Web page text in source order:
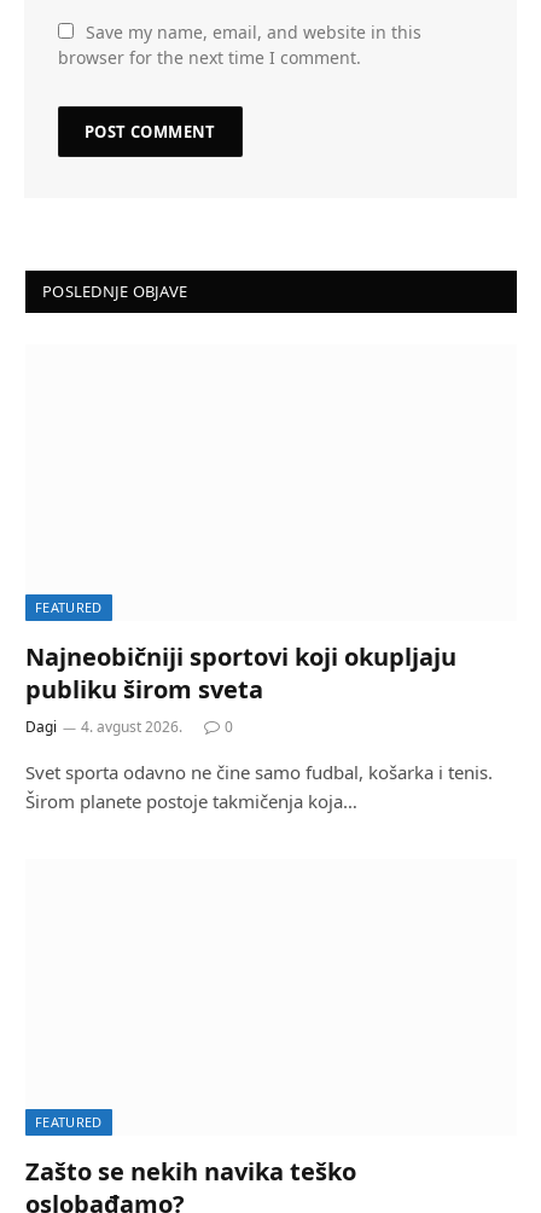
Save my name, email, and website in this
browser for the next time I comment.
POSLEDNJE OBJAVE
FEATURED
Najneobičniji sportovi koji okupljaju
publiku širom sveta
Dagi 4. avgust 2026. 0
Svet sporta odavno ne čine samo fudbal, košarka i tenis.
Širom planete postoje takmičenja koja…
FEATURED
Zašto se nekih navika teško
oslobađamo?